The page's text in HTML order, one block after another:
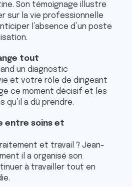
Son témoignage illustre
sur la vie professionnelle
l’absence d’un poste
tout
un diagnostic
et votre rôle de dirigeant
ce moment décisif et les
qu’il a dû prendre.
entre soins et
et travail ? Jean-
il a organisé son
à travailler tout en